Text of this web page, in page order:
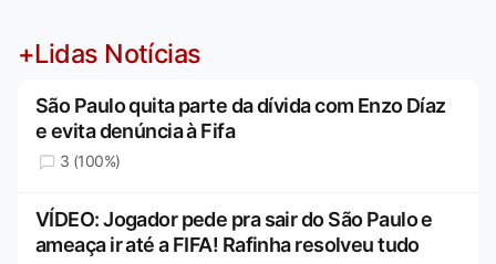
+Lidas Notícias
São Paulo quita parte da dívida com Enzo Díaz
e evita denúncia à Fifa
3 (100%)
VÍDEO: Jogador pede pra sair do São Paulo e
ameaça ir até a FIFA! Rafinha resolveu tudo